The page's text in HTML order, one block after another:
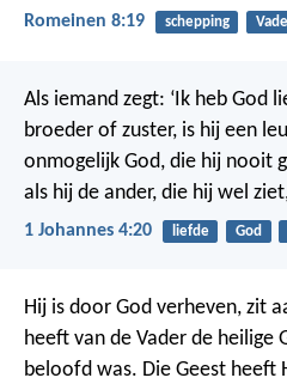
Romeinen 8:19 schepping
Als iemand zegt: ‘Ik heb God
broeder of zuster, is hij een
onmogelijk God, die hij nooit
als hij de ander, die hij wel
1 Johannes 4:20 liefde God
Hij is door God verheven, zit
heeft van de Vader de heilige
beloofd was. Die Geest heeft